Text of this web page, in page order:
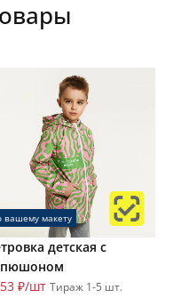
вашему макету
детская с
₽/шт Тираж 1-5 шт.